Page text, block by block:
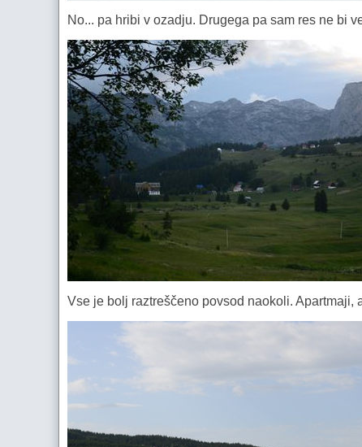
No... pa hribi v ozadju. Drugega pa sam res ne bi
Vse je bolj raztreščeno povsod naokoli.